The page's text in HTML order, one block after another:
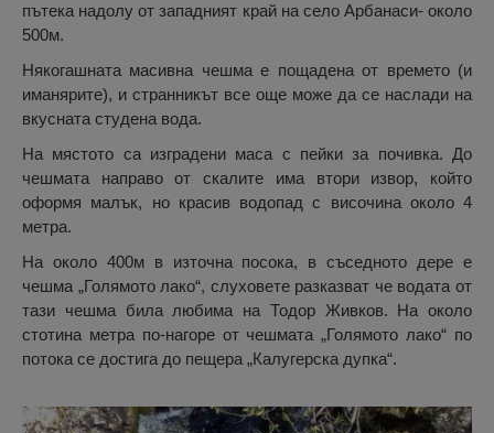
пътека надолу от западният край на село Арбанаси- около
500м.
Някогашната масивна чешма е пощадена от времето (и
иманярите), и странникът все още може да се наслади на
вкусната студена вода.
На мястото са изградени маса с пейки за почивка. До
чешмата направо от скалите има втори извор, който
оформя малък, но красив водопад с височина около 4
метра.
На около 400м в източна посока, в съседното дере е
чешма „Голямото лако“, слуховете разказват че водата от
тази чешма била любима на Тодор Живков. На около
стотина метра по-нагоре от чешмата „Голямото лако“ по
потока се достига до пещера „Калугерска дупка“.